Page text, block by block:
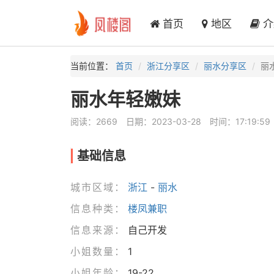
首页 地区 介
当前位置： 首页 浙江分享区 丽水分享区 丽
丽水年轻嫩妹
阅读：2669 日期：2023-03-28 时间：17:19:59
基础信息
城市区域： 浙江 - 丽水
信息种类：
楼凤兼职
信息来源：
自己开发
小姐数量：
1